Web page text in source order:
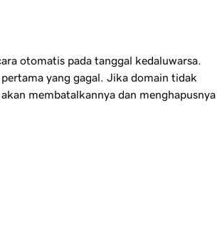
otomatis pada tanggal kedaluwarsa.
yang gagal. Jika domain tidak
membatalkannya dan menghapusnya